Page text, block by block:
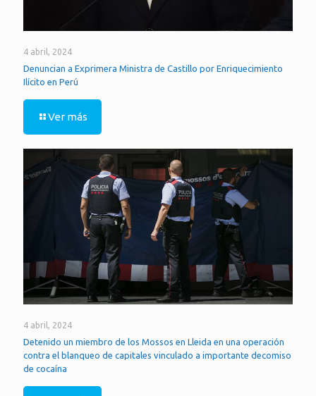
4 abril, 2024
Denuncian a Exprimera Ministra de Castillo por Enriquecimiento
Ilícito en Perú
Ver más
4 abril, 2024
Detenido un miembro de los Mossos en Lleida en una operación
contra el blanqueo de capitales vinculado a importante decomiso
de cocaína